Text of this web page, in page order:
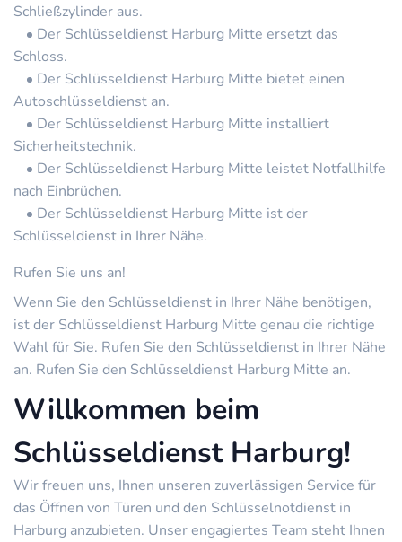
Schließzylinder aus.
Der Schlüsseldienst Harburg Mitte ersetzt das
Schloss.
Der Schlüsseldienst Harburg Mitte bietet einen
Autoschlüsseldienst an.
Der Schlüsseldienst Harburg Mitte installiert
Sicherheitstechnik.
Der Schlüsseldienst Harburg Mitte leistet Notfallhilfe
nach Einbrüchen.
Der Schlüsseldienst Harburg Mitte ist der
Schlüsseldienst in Ihrer Nähe.
Rufen Sie uns an!
Wenn Sie den Schlüsseldienst in Ihrer Nähe benötigen,
ist der Schlüsseldienst Harburg Mitte genau die richtige
Wahl für Sie. Rufen Sie den Schlüsseldienst in Ihrer Nähe
an. Rufen Sie den Schlüsseldienst Harburg Mitte an.
Willkommen beim
Schlüsseldienst Harburg!
Wir freuen uns, Ihnen unseren zuverlässigen Service für
das Öffnen von Türen und den Schlüsselnotdienst in
Harburg anzubieten. Unser engagiertes Team steht Ihnen